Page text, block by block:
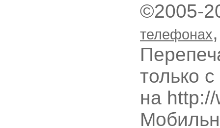
©2005-
телефонах
только
на